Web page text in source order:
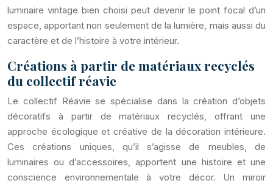
luminaire vintage bien choisi peut devenir le point focal d’un
espace, apportant non seulement de la lumière, mais aussi du
caractère et de l’histoire à votre intérieur.
Créations à partir de matériaux recyclés
du collectif réavie
Le collectif Réavie se spécialise dans la création d’objets
décoratifs à partir de matériaux recyclés, offrant une
approche écologique et créative de la décoration intérieure.
Ces créations uniques, qu’il s’agisse de meubles, de
luminaires ou d’accessoires, apportent une histoire et une
conscience environnementale à votre décor. Un miroir